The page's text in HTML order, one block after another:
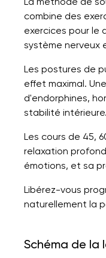
combine des
exercices pour le
système nerveux
Les postures de
effet maximal.
d'endorphines,
stabilité intérieure.
Les cours de 45,
relaxation
émotions, et sa
Libérez-vous
naturellement la
Schéma de la